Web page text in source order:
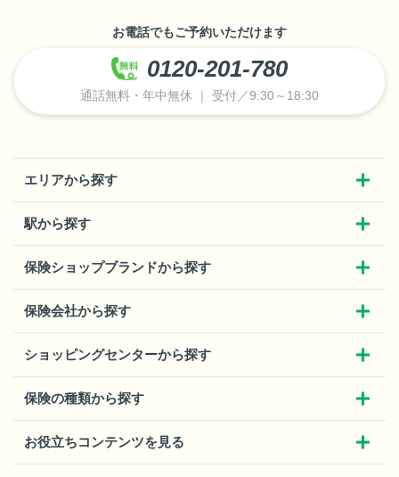
お電話でもご予約いただけます
0120-201-780
通話無料・年中無休 ｜ 受付／9:30～18:30
エリアから探す
駅から探す
保険ショップブランドから探す
保険会社から探す
ショッピングセンターから探す
保険の種類から探す
お役立ちコンテンツを見る